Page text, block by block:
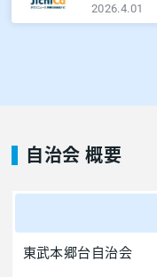
2026.4.01
自治会 概要
東武本郷台自治会